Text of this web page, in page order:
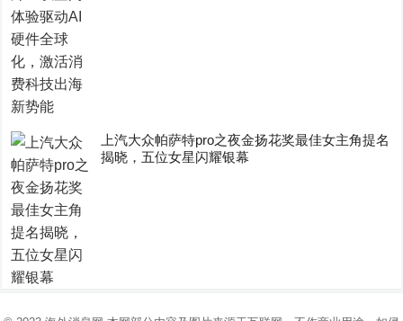
上汽大众帕萨特pro之夜金扬花奖最佳女主角提名
揭晓，五位女星闪耀银幕